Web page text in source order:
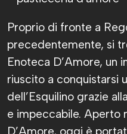
Proprio di fronte a
precedentemente, si
Enoteca D’Amore, un
riuscito a conquistarsi
dell’Esquilino grazie
e impeccabile. Aperto